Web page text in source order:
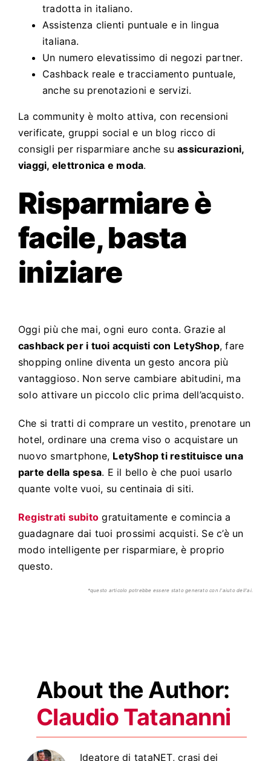
tradotta in italiano.
Assistenza clienti puntuale e in lingua
italiana.
Un numero elevatissimo di negozi partner.
Cashback reale e tracciamento puntuale,
anche su prenotazioni e servizi.
La community è molto attiva, con recensioni
verificate, gruppi social e un blog ricco di
consigli per risparmiare anche suassicurazioni,
viaggi, elettronica e moda.
Risparmiare è
facile, basta
iniziare
Oggi più che mai, ogni euro conta. Grazie al
cashback per i tuoi acquisti con LetyShop, fare
shopping online diventa un gesto ancora più
vantaggioso. Non serve cambiare abitudini, ma
solo attivare un piccolo clic prima dell’acquisto.
Che si tratti di comprare un vestito, prenotare un
hotel, ordinare una crema viso o acquistare un
nuovo smartphone, LetyShop ti restituisce una
parte della spesa. E il bello è che puoi usarlo
quante volte vuoi, su centinaia di siti.
Registrati subito gratuitamente e comincia a
guadagnare dai tuoi prossimi acquisti. Se c’è un
modo intelligente per risparmiare, è proprio
questo.
*questo articolo potrebbe essere stato generato con l'aiuto dell'ai.
About the Author:
Claudio Tatananni
Ideatore di tataNET, crasi dei